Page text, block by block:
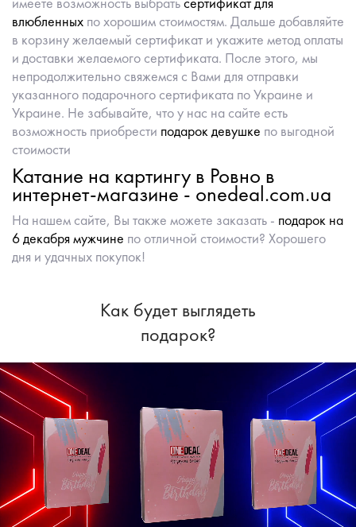
влюбленных по хорошим стоимостям. Дальше добавляйте
в корзину желаемый сертификат и укажите метод оплаты
и доставки желаемого сертификата. После этого, мы
непродолжительно свяжемся с Вами для отправки
указанного подарочного сертификата по Украине и
Украине. Не забывайте, что у нас на сайте есть
возможность приобрести подарок девушке по выгодной
стоимости
Катание на картингу в Ровно в
интернет-магазине - onedeal.com.ua
На нашем сайте, Вы также можете заказать - подарок на
6 декабря мужчине по отличной стоимости? Хорошего
дня и удачных покупок!
Как будет выглядеть
подарок?